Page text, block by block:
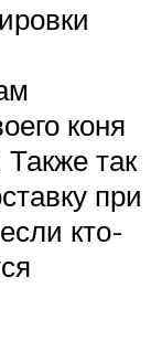
коня
так
при
кто-